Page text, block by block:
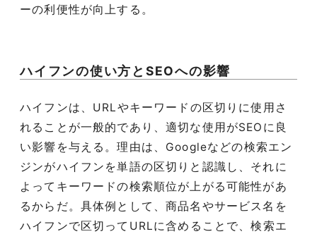
ーの利便性が向上する。
ハイフンの使い方とSEOへの影響
ハイフンは、URLやキーワードの区切りに使用さ
れることが一般的であり、適切な使用がSEOに良
い影響を与える。理由は、Googleなどの検索エン
ジンがハイフンを単語の区切りと認識し、それに
よってキーワードの検索順位が上がる可能性があ
るからだ。具体例として、商品名やサービス名を
ハイフンで区切ってURLに含めることで、検索エ